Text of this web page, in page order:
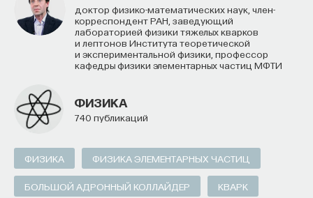
доктор физико-математических наук, член-
корреспондент РАН, заведующий
лабораторией физики тяжелых кварков
и лептонов Института теоретической
и экспериментальной физики, профессор
кафедры физики элементарных частиц МФТИ
ФИЗИКА
740 публикаций
ФИЗИКА ФИЗИКА ЭЛЕМЕНТАРНЫХ ЧАСТИЦ
БОЛЬШОЙ АДРОННЫЙ КОЛЛАЙДЕР КВАРК